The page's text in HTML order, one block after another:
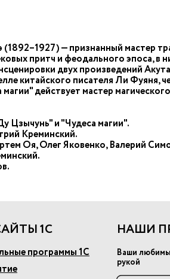
— признанный мастер
притч и феодального эпоса, в
двух произведений
китайского писателя Ли Фуяня,
действует мастер
Цзычунь" и "Чудеса магии".
Креминский.
Оя, Олег Яковенко, Валерий
1С
программы 1С
НАШИ
Ваши
рукой